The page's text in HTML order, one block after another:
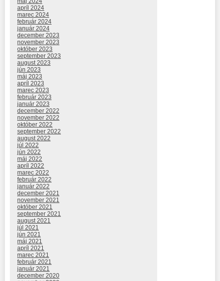
apríl 2024
marec 2024
február 2024
január 2024
december 2023
november 2023
október 2023
september 2023
august 2023
jún 2023
máj 2023
apríl 2023
marec 2023
február 2023
január 2023
december 2022
november 2022
október 2022
september 2022
august 2022
júl 2022
jún 2022
máj 2022
apríl 2022
marec 2022
február 2022
január 2022
december 2021
november 2021
október 2021
september 2021
august 2021
júl 2021
jún 2021
máj 2021
apríl 2021
marec 2021
február 2021
január 2021
december 2020